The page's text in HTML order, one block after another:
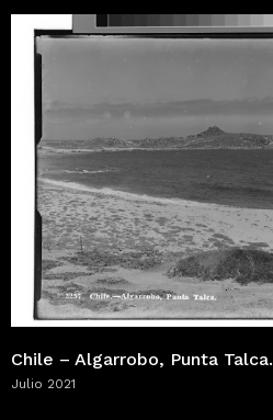
Chile – Algarrobo, Punta Talca.
Julio 2021